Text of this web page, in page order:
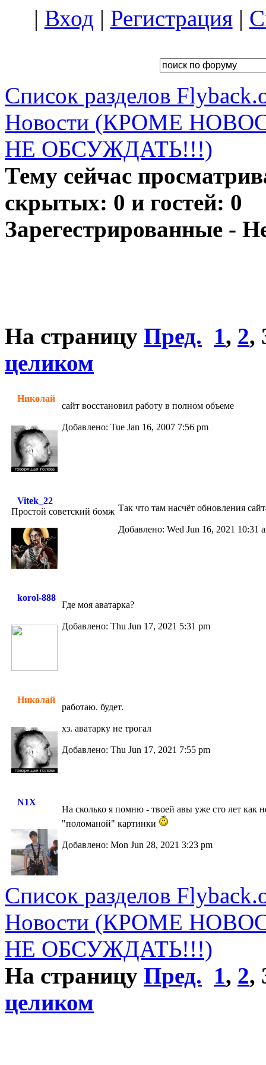
| Вход | Регистрация|
Список разделов
Новости (КРОМЕ
НЕ ОБСУЖДАТЬ!!!)
Тему сейчас
скрытых: 0 и гостей: 0
Зарегестрированные -
На страницу Пред. 1, 2,
целиком
Николай
сайт восстановил работу в полном объеме
Добавлено: Tue Jan 16, 2007 7:56 pm
Vitek_22
Простой советский бомж Так что там насчёт обновления
Добавлено: Wed Jun 16, 2021 10:31
korol-888
Где моя аватарка?
Добавлено: Thu Jun 17, 2021 5:31 pm
Николай
работаю. будет.
хз. аватарку не трогал
Добавлено: Thu Jun 17, 2021 7:55 pm
N1X
На сколько я помню - твоей авы уже сто лет как
"поломаной" картинки
Добавлено: Mon Jun 28, 2021 3:23 pm
Список разделов
Новости (КРОМЕ
НЕ ОБСУЖДАТЬ!!!)
На страницу Пред. 1, 2,
целиком